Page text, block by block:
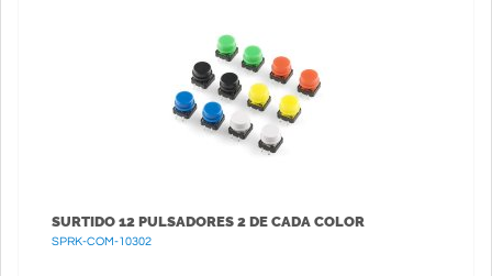
SURTIDO 12 PULSADORES 2 DE CADA COLOR
SPRK-COM-10302